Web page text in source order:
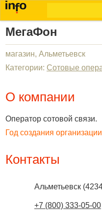
МегаФон
магазин, Альметьевск
Категории: Сотовые
О компании
Оператор сотовой связи.
Год создания
Контакты
Альметьевск (
+7 (800) 333-05-00